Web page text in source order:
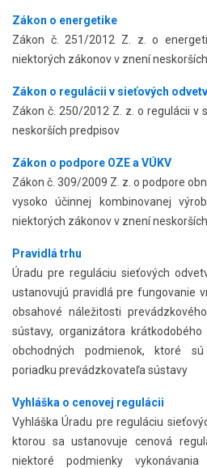
Zákon o energetike
Zákon č. 251/2012 Z. z. o
niektorých zákonov v znení
Zákon o regulácii v sieťových
Zákon č. 250/2012 Z. z. o regulácii v
neskorších predpisov
Zákon o podpore OZE a VÚKV
Zákon č. 309/2009 Z. z. o podpore
vysoko účinnej kombinovanej
niektorých zákonov v znení
Pravidlá trhu
Úradu pre reguláciu sieťových
ustanovujú pravidlá pre fungovanie
obsahové náležitosti
sústavy, organizátora
obchodných podmienok, ktoré
poriadku prevádzkovateľa sústavy
Vyhláška o cenovej regulácii
Vyhláška Úradu pre reguláciu
ktorou sa ustanovuje cenová
niektoré podmienky